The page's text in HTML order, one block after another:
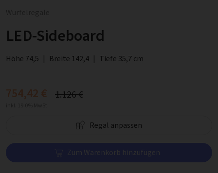
LED-Sideboard
Höhe 74,5 | Breite 142,4 | Tiefe 35,7 cm
754,42 € 1.126 €
Regal anpassen
Zum Warenkorb hinzufügen